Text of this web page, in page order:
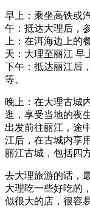
早上：乘坐高铁或
午：抵达大理后，
上：在洱海边上的
天：大理至丽江 早
下午：抵达丽江后
等。
晚上：在大理古城
逛，享受当地的夜
出发前往丽江，途
江后，在古城内享
丽江古城，包括四
去大理旅游的话，
大理吃一些好吃的
似很大的店，很容